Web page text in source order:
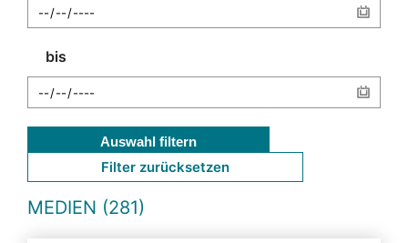
bis
Auswahl filtern
Filter zurücksetzen
MEDIEN (281)